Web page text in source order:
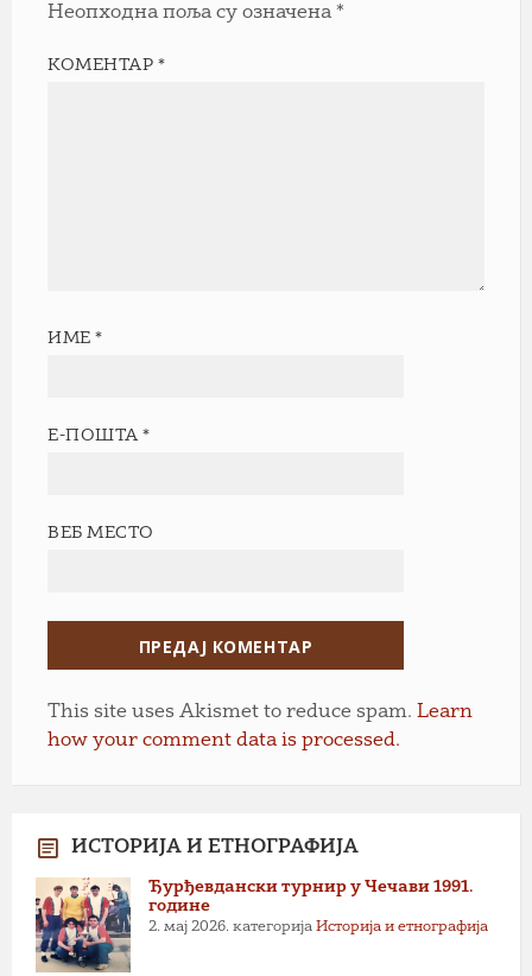
Неопходна поља су означена *
КОМЕНТАР*
ИМЕ*
Е-ПОШТА*
ВЕБ МЕСТО
This site uses Akismet to reduce spam. Learn
how your comment data is processed.
ИСТОРИЈА И ЕТНОГРАФИЈА
Ђурђевдански турнир у Чечави 1991.
године
2. мај 2026. категорија Историја и етнографија